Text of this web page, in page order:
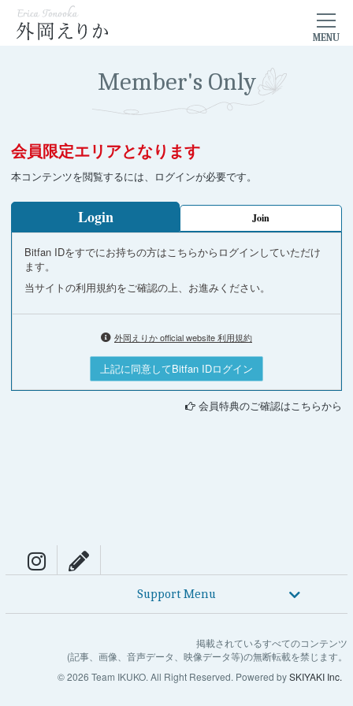
Member's Only
会員限定エリアとなります
本コンテンツを閲覧するには、ログインが必要です。
Login Join
Bitfan IDをすでにお持ちの方はこちらからログインしていただけ
ます。
当サイトの利用規約をご確認の上、お進みください。
外岡えりか official website 利用規約
上記に同意してBitfan IDログイン
会員特典のご確認はこちらから
Support Menu
掲載されているすべてのコンテンツ
(記事、画像、音声データ、映像データ等)の無断転載を禁じます。
© 2026 Team IKUKO. All Right Reserved. Powered bySKIYAKI Inc.